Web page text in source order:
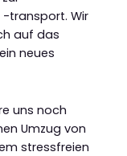
transport. Wir
auf das
neues
uns noch
Umzug von
stressfreien